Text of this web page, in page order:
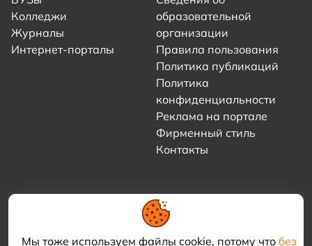
Мы тоже используем файлы cookie, потому что без
Колледжи
Журналы
Интернет-порталы
образовательной
организации
Правила пользования
Политика публикаций
Политика
конфиденциальности
Реклама на портале
Фирменный стиль
Контакты